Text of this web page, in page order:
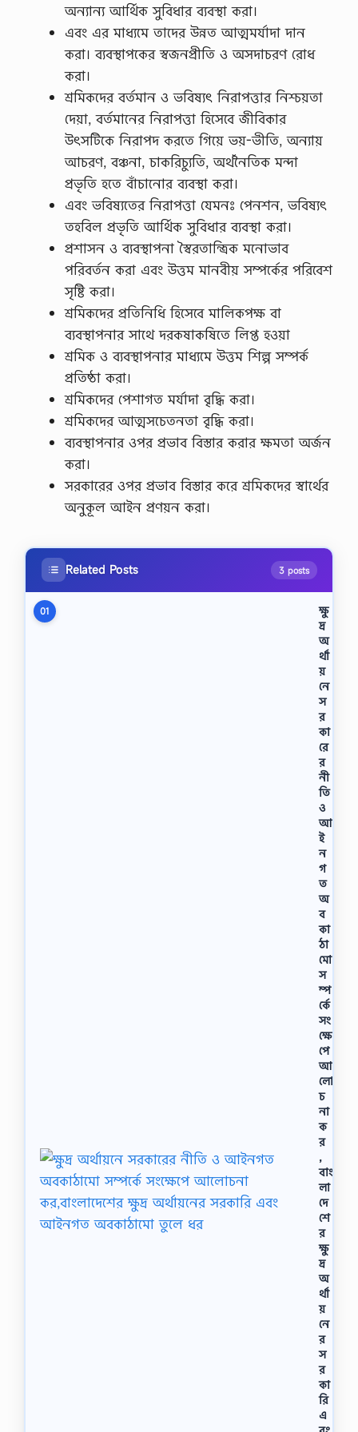
অন্যান্য আর্থিক সুবিধার ব্যবস্থা করা।
এবং এর মাধ্যমে তাদের উন্নত আত্মমর্যাদা দান
করা। ব্যবস্থাপকের স্বজনপ্রীতি ও অসদাচরণ রোধ
করা।
শ্রমিকদের বর্তমান ও ভবিষ্যৎ নিরাপত্তার নিশ্চয়তা
দেয়া, বর্তমানের নিরাপত্তা হিসেবে জীবিকার
উৎসটিকে নিরাপদ করতে গিয়ে ভয়-ভীতি, অন্যায়
আচরণ, বঞ্চনা, চাকরিচ্যুতি, অর্থনৈতিক মন্দা
প্রভৃতি হতে বাঁচানোর ব্যবস্থা করা।
এবং ভবিষ্যতের নিরাপত্তা যেমনঃ পেনশন, ভবিষ্যৎ
তহবিল প্রভৃতি আর্থিক সুবিধার ব্যবস্থা করা।
প্রশাসন ও ব্যবস্থাপনা স্বৈরতান্ত্রিক মনোভাব
পরিবর্তন করা এবং উত্তম মানবীয় সম্পর্কের পরিবেশ
সৃষ্টি করা।
শ্রমিকদের প্রতিনিধি হিসেবে মালিকপক্ষ বা
ব্যবস্থাপনার সাথে দরকষাকষিতে লিপ্ত হওয়া
শ্রমিক ও ব্যবস্থাপনার মাধ্যমে উত্তম শিল্প সম্পর্ক
প্রতিষ্ঠা করা।
শ্রমিকদের পেশাগত মর্যাদা বৃদ্ধি করা।
শ্রমিকদের আত্মসচেতনতা বৃদ্ধি করা।
ব্যবস্থাপনার ওপর প্রভাব বিস্তার করার ক্ষমতা অর্জন
করা।
সরকারের ওপর প্রভাব বিস্তার করে শ্রমিকদের স্বার্থের
অনুকূল আইন প্রণয়ন করা।
Related Posts 3 posts
01
ক্ষু
দ্র
অ
র্থা
য়
নে
স
র
কা
রে
র
নী
তি
ও
আ
ই
ন
গ
ত
অ
ব
কা
ঠা
মো
স
ম্প
র্কে
সং
ক্ষে
পে
আ
লো
চ
না
ক
র
,
বাং
লা
দে
শে
র
ক্ষু
দ্র
অ
র্থা
য়
নে
র
স
র
কা
রি
এ